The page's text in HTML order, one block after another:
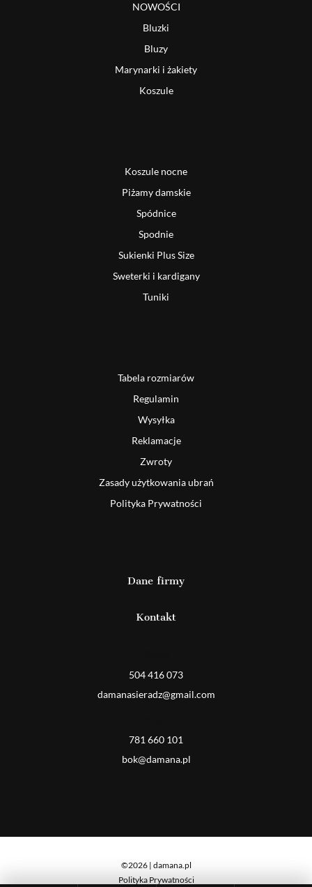
NOWOŚCI
Bluzki
Bluzy
Marynarki i żakiety
Koszule
Koszule nocne
Piżamy damskie
Spódnice
Spodnie
Sukienki Plus Size
Sweterki i kardigany
Tuniki
Tabela rozmiarów
Regulamin
Wysyłka
Reklamacje
Zwroty
Zasady użytkowania ubrań
Polityka Prywatności
Dane firmy
Kontakt
504 416 073
damanasieradz@gmail.com
781 660 101
bok@damana.pl
©2026 | damana.pl
Polityka Prywatności